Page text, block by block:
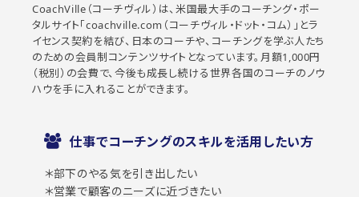
CoachVille（コーチヴィル）は、米国最大手のコーチング・ポー
タルサイト「coachville.com（コーチヴィル・ドット・コム）」とラ
イセンス契約を結び、日本のコーチや、コーチングを学ぶ人たち
のための会員制コンテンツサイトとなっています。月額1,000円
（税別）の会費で、今後も成長し続ける世界各国のコーチのノウ
ハウを手に入れることができます。
仕事でコーチングのスキルを活用したい方
＊部下のやる気を引き出したい
＊営業で顧客のニーズに近づきたい